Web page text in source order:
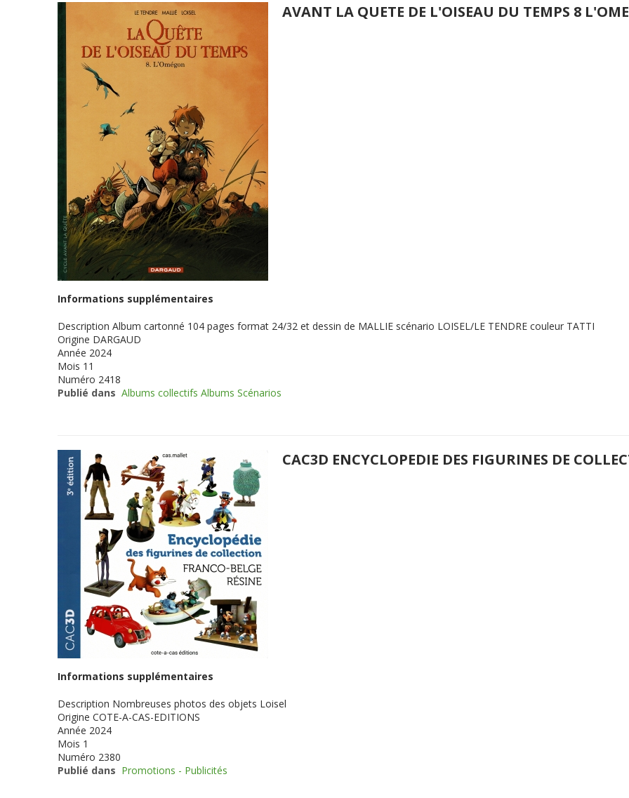
AVANT LA QUETE DE L'OISEAU DU TEMPS 8
Informations supplémentaires
Description Album cartonné 104 pages format 24/32 et dessin de MALLIE scénario LOISEL/LE TENDRE couleur TATTI
Origine DARGAUD
Année 2024
Mois 11
Numéro 2418
Publié dans Albums collectifs Albums Scénarios
CAC3D ENCYCLOPEDIE DES FIGURINES DE
Informations supplémentaires
Description Nombreuses photos des objets Loisel
Origine COTE-A-CAS-EDITIONS
Année 2024
Mois 1
Numéro 2380
Publié dans Promotions - Publicités